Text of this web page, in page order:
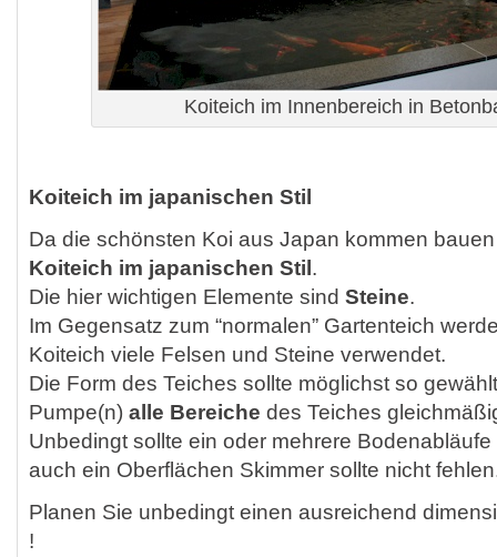
Koiteich im Innenbereich in
Koiteich im japanischen Stil
Da die schönsten Koi aus Japan kommen
Koiteich im japanischen Stil .
Die hier wichtigen Elemente sind Steine.
Im Gegensatz zum “normalen” Gartenteich
Koiteich viele Felsen und Steine verwendet.
Die Form des Teiches sollte möglichst so
Pumpe(n) alle Bereiche des Teiches
Unbedingt sollte ein oder mehrere
auch ein Oberflächen Skimmer sollte nicht
Planen Sie unbedingt einen ausreichend
!